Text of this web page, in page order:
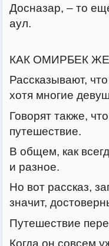
Досназар, – то
аул.
КАК ОМИРБЕК
Рассказывают,
хотя многие
Говорят также,
путешествие.
В общем, как
и разное.
Но вот рассказ,
значит,
Путешествие
Когда он совсем